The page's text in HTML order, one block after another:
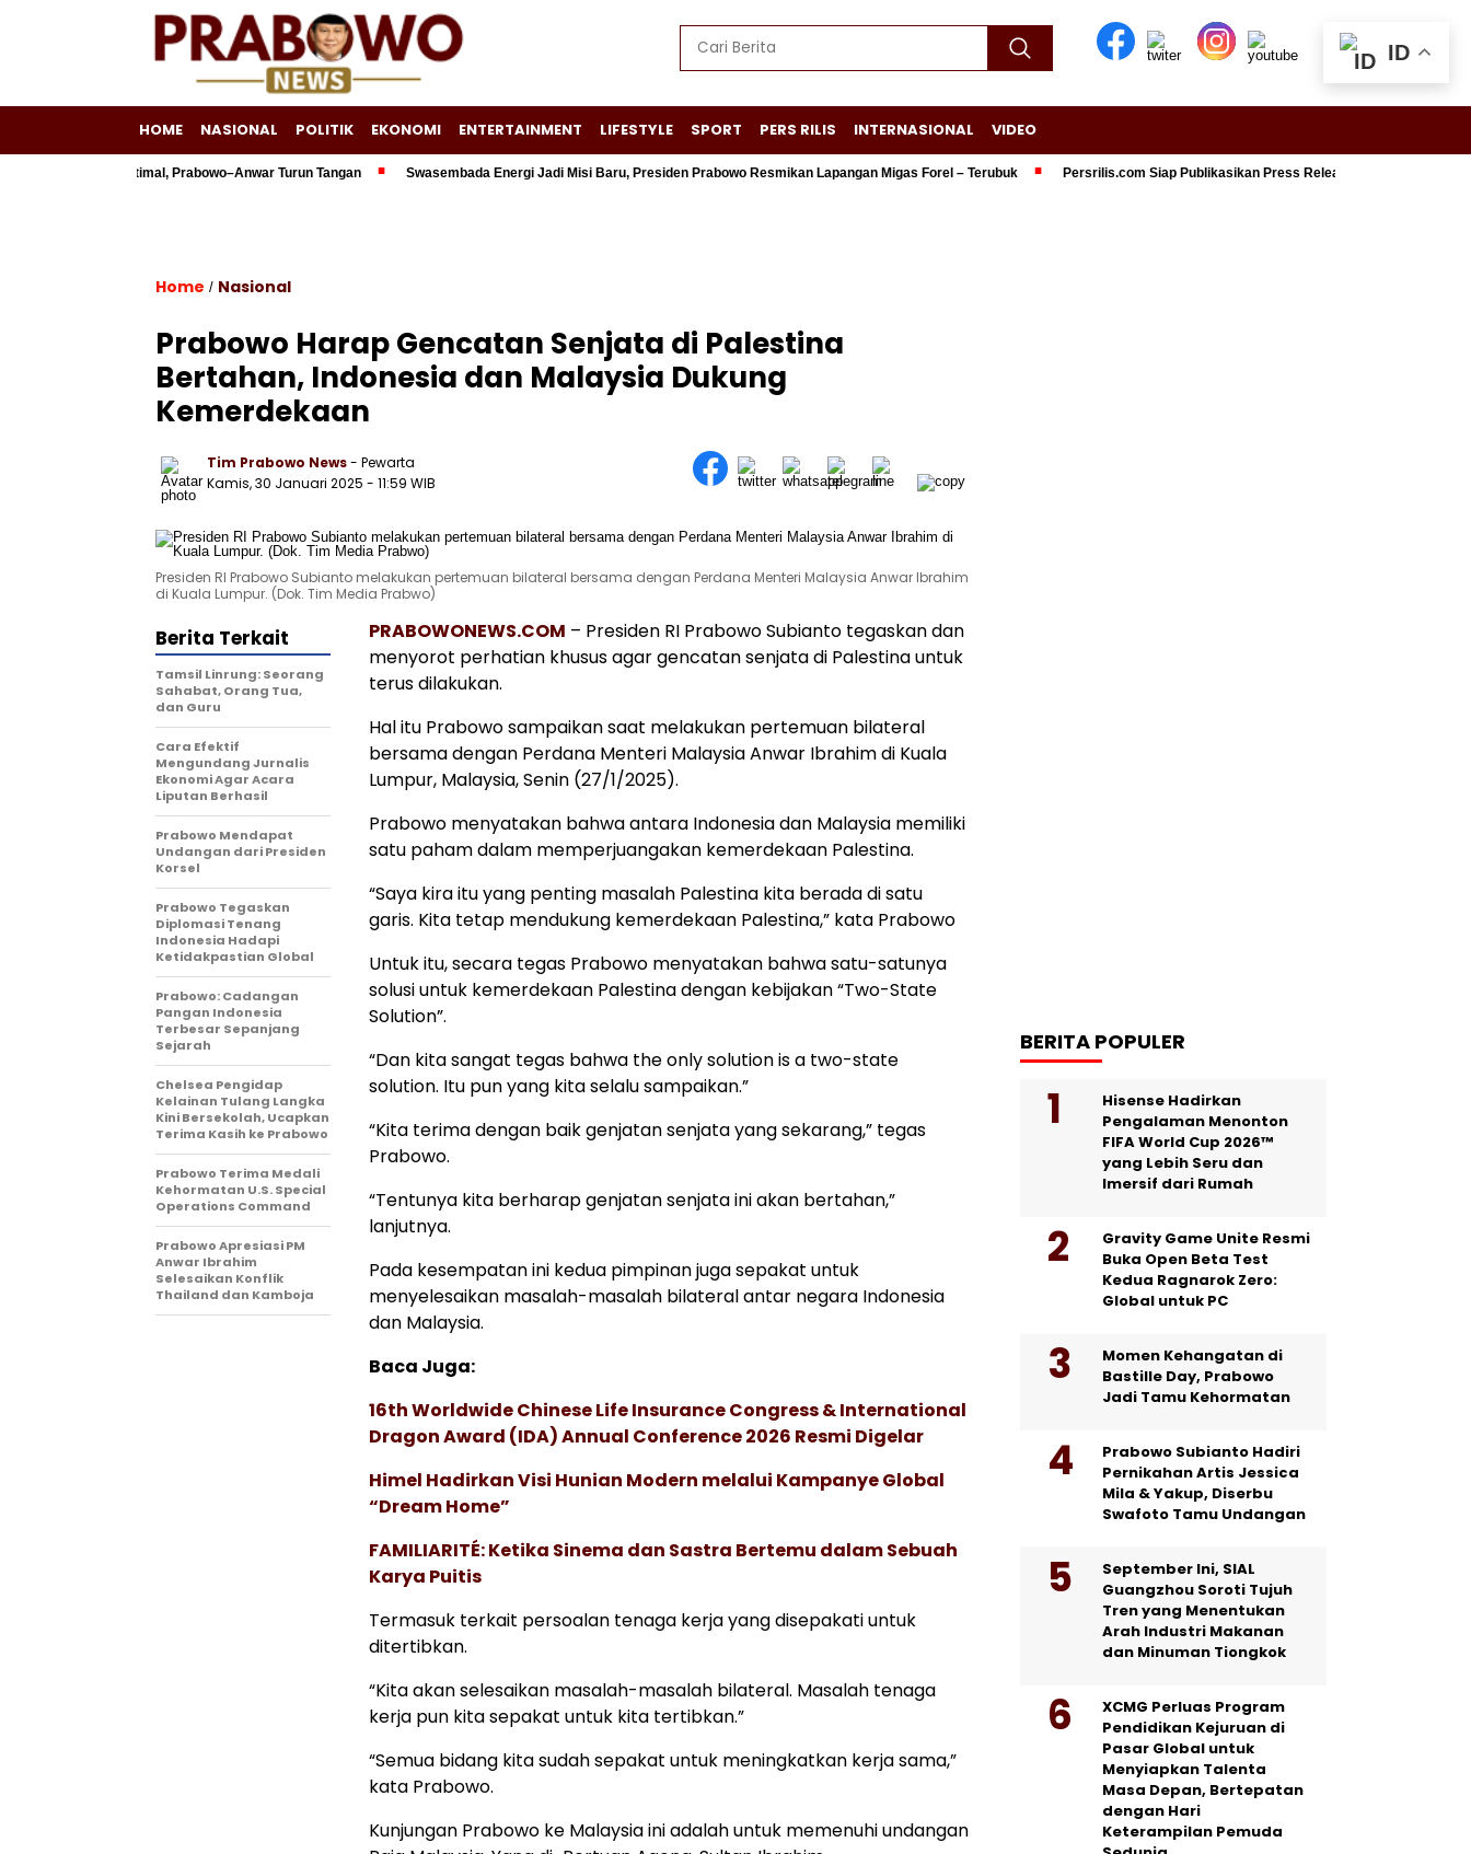
HOME NASIONAL POLITIK EKONOMI ENTERTAINMENT LIFESTYLE SPORT PERS RILIS INTERNASIONAL VIDEO
Belum Optimal, Prabowo–Anwar Turun Tangan Swasembada Energi Jadi Misi Baru, Presiden Prabowo Resmikan Lapangan Migas Forel – Terubuk Persrilis.com Siap Publikasikan Press Release Anda, Jika Ingin Tampil
Home / Nasional
Prabowo Harap Gencatan Senjata di Palestina
Bertahan, Indonesia dan Malaysia Dukung
Kemerdekaan
Tim Prabowo News- Pewarta
Kamis, 30 Januari 2025 - 11:59 WIB
Presiden RI Prabowo Subianto melakukan pertemuan bilateral bersama dengan Perdana Menteri Malaysia Anwar Ibrahim
di Kuala Lumpur. (Dok. Tim Media Prabwo)
PRABOWONEWS.COM – Presiden RI Prabowo Subianto tegaskan dan
menyorot perhatian khusus agar gencatan senjata di Palestina untuk
terus dilakukan.
Hal itu Prabowo sampaikan saat melakukan pertemuan bilateral
bersama dengan Perdana Menteri Malaysia Anwar Ibrahim di Kuala
Lumpur, Malaysia, Senin (27/1/2025).
Prabowo menyatakan bahwa antara Indonesia dan Malaysia memiliki
satu paham dalam memperjuangakan kemerdekaan Palestina.
“Saya kira itu yang penting masalah Palestina kita berada di satu
garis. Kita tetap mendukung kemerdekaan Palestina,” kata Prabowo
Untuk itu, secara tegas Prabowo menyatakan bahwa satu-satunya
solusi untuk kemerdekaan Palestina dengan kebijakan “Two-State
Solution”.
“Dan kita sangat tegas bahwa the only solution is a two-state
solution. Itu pun yang kita selalu sampaikan.”
“Kita terima dengan baik genjatan senjata yang sekarang,” tegas
Prabowo.
“Tentunya kita berharap genjatan senjata ini akan bertahan,”
lanjutnya.
Pada kesempatan ini kedua pimpinan juga sepakat untuk
menyelesaikan masalah-masalah bilateral antar negara Indonesia
dan Malaysia.
Baca Juga:
16th Worldwide Chinese Life Insurance Congress & International
Dragon Award (IDA) Annual Conference 2026 Resmi Digelar
Himel Hadirkan Visi Hunian Modern melalui Kampanye Global
“Dream Home”
FAMILIARITÉ: Ketika Sinema dan Sastra Bertemu dalam Sebuah
Karya Puitis
Termasuk terkait persoalan tenaga kerja yang disepakati untuk
ditertibkan.
“Kita akan selesaikan masalah-masalah bilateral. Masalah tenaga
kerja pun kita sepakat untuk kita tertibkan.”
“Semua bidang kita sudah sepakat untuk meningkatkan kerja sama,”
kata Prabowo.
Kunjungan Prabowo ke Malaysia ini adalah untuk memenuhi undangan
Berita Terkait
Tamsil Linrung: Seorang
Sahabat, Orang Tua,
dan Guru
Cara Efektif
Mengundang Jurnalis
Ekonomi Agar Acara
Liputan Berhasil
Prabowo Mendapat
Undangan dari Presiden
Korsel
Prabowo Tegaskan
Diplomasi Tenang
Indonesia Hadapi
Ketidakpastian Global
Prabowo: Cadangan
Pangan Indonesia
Terbesar Sepanjang
Sejarah
Chelsea Pengidap
Kelainan Tulang Langka
Kini Bersekolah, Ucapkan
Terima Kasih ke Prabowo
Prabowo Terima Medali
Kehormatan U.S. Special
Operations Command
Prabowo Apresiasi PM
Anwar Ibrahim
Selesaikan Konflik
Thailand dan Kamboja
BERITA POPULER
Hisense Hadirkan
Pengalaman Menonton
FIFA World Cup 2026™
yang Lebih Seru dan
Imersif dari Rumah
Gravity Game Unite Resmi
Buka Open Beta Test
Kedua Ragnarok Zero:
Global untuk PC
Momen Kehangatan di
Bastille Day, Prabowo
Jadi Tamu Kehormatan
Prabowo Subianto Hadiri
Pernikahan Artis Jessica
Mila & Yakup, Diserbu
Swafoto Tamu Undangan
September Ini, SIAL
Guangzhou Soroti Tujuh
Tren yang Menentukan
Arah Industri Makanan
dan Minuman Tiongkok
XCMG Perluas Program
Pendidikan Kejuruan di
Pasar Global untuk
Menyiapkan Talenta
Masa Depan, Bertepatan
dengan Hari
Keterampilan Pemuda
ID